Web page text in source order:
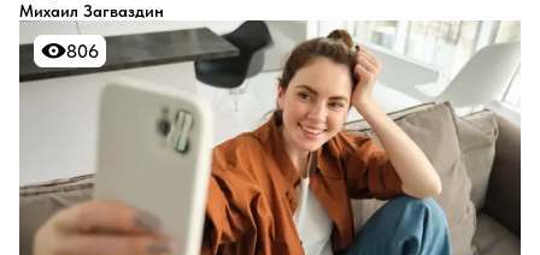
Михаил Загваздин
806
806